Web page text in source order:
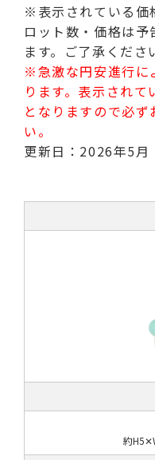
※表示されている価
ロット数・価格は
ます。ご了承くださ
※急激な円安進行に
ります。表示され
となりますので必
い。
更新日：2026年5月
約